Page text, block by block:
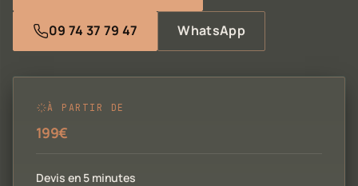
09 74 37 79 47 WhatsApp
À PARTIR DE
199€
Devis en 5 minutes